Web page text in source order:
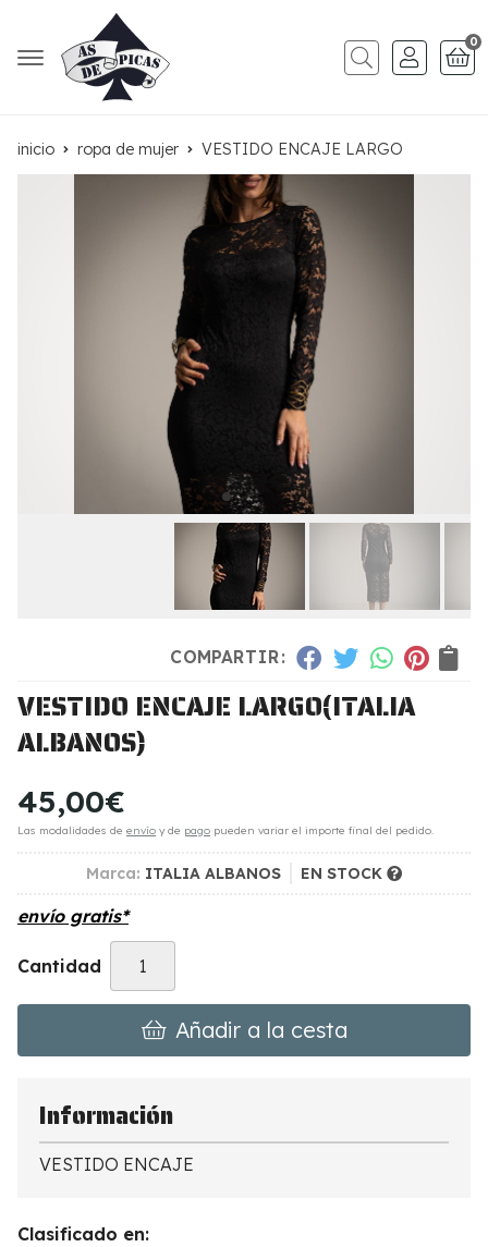
Buscar
0
inicio ropa de mujer VESTIDO ENCAJE LARGO
COMPARTIR:
VESTIDO ENCAJE LARGO(ITALIA
ALBANOS)
45,00€
Las modalidades de envío y de pago pueden variar el importe final del pedido.
Marca: ITALIA ALBANOS EN STOCK
envío gratis*
Cantidad
Añadir a la cesta
Información
VESTIDO ENCAJE
Clasificado en: